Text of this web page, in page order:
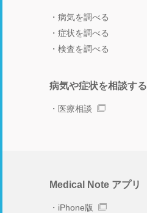
病気を調べる
症状を調べる
検査を調べる
病気や症状を相談する
医療相談
Medical Note アプリ
iPhone版